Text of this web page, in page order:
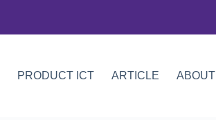
PRODUCT ICT ARTICLE ABOUT